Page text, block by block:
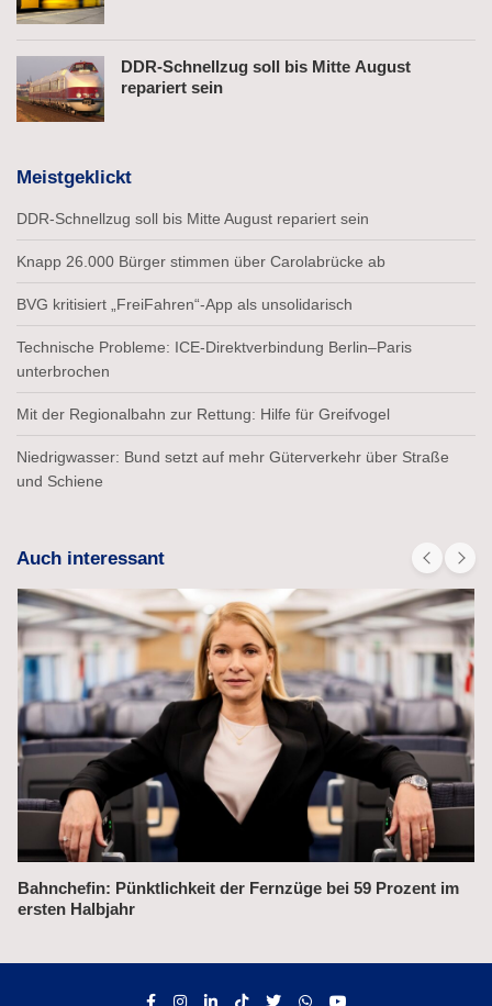
DDR-Schnellzug soll bis Mitte August
repariert sein
Meistgeklickt
DDR-Schnellzug soll bis Mitte August repariert sein
Knapp 26.000 Bürger stimmen über Carolabrücke ab
BVG kritisiert „FreiFahren“-App als unsolidarisch
Technische Probleme: ICE-Direktverbindung Berlin–Paris
unterbrochen
Mit der Regionalbahn zur Rettung: Hilfe für Greifvogel
Niedrigwasser: Bund setzt auf mehr Güterverkehr über Straße
und Schiene
Auch interessant
im Alex fährt bis 2031 weiter auf der Strecke